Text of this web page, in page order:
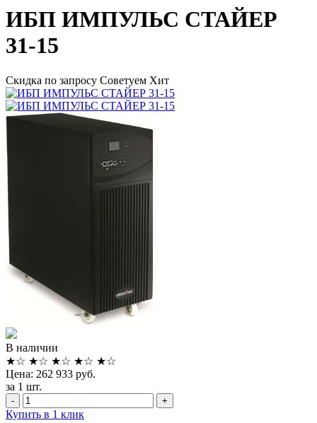
ИБП ИМПУЛЬС СТАЙЕР
31-15
Скидка по запросу Советуем Хит
В наличии
★☆ ★☆ ★☆ ★☆ ★☆
Цена: 262 933 руб.
за 1 шт.
- +
Купить в 1 клик